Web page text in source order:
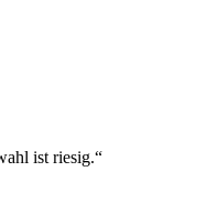
ist riesig.“